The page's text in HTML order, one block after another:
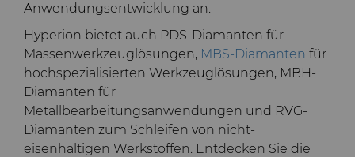
Anwendungsentwicklung an.
Hyperion bietet auch PDS-Diamanten für
Massenwerkzeuglösungen, MBS-Diamanten für
hochspezialisierten Werkzeuglösungen, MBH-
Diamanten für
Metallbearbeitungsanwendungen und RVG-
Diamanten zum Schleifen von nicht-
eisenhaltigen Werkstoffen. Entdecken Sie die